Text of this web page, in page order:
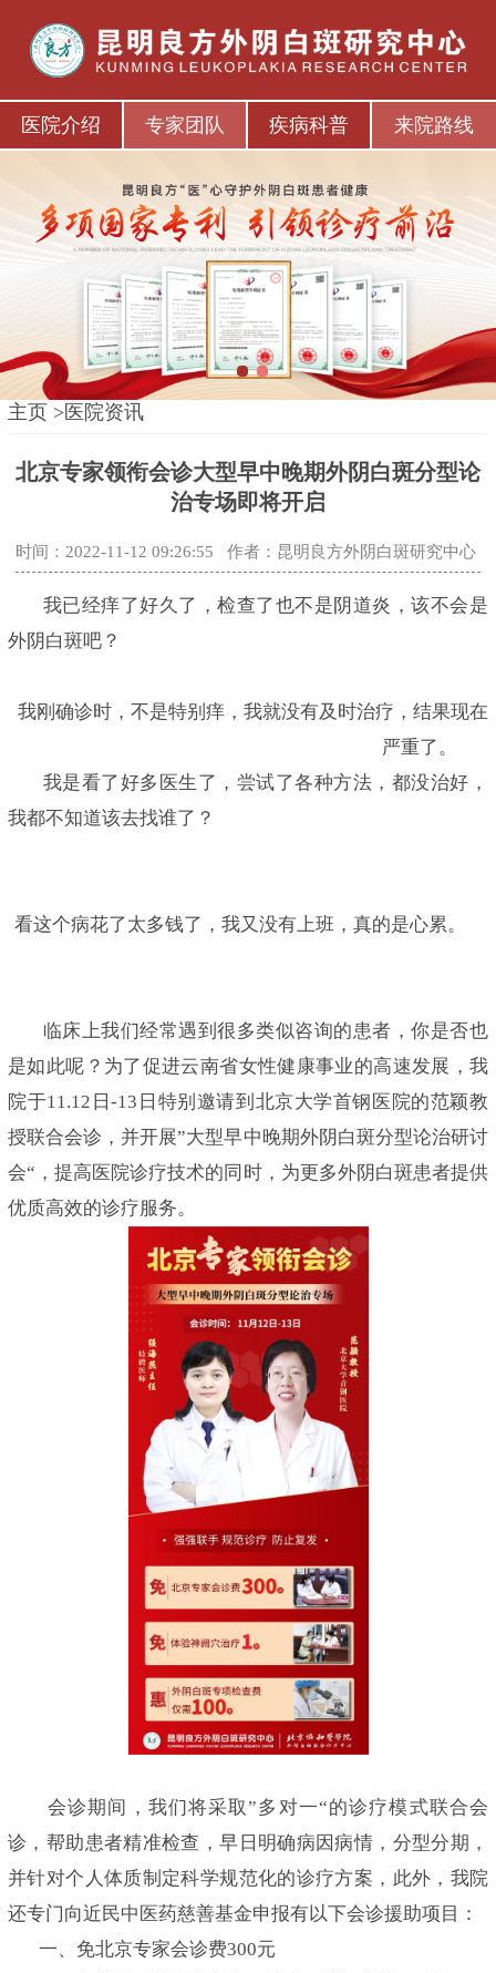
医院介绍 专家团队 疾病科普 来院路线
主页 >医院资讯
北京专家领衔会诊大型早中晚期外阴白斑分型论
治专场即将开启
时间：2022-11-12 09:26:55 作者：昆明良方外阴白斑研究中心
我已经痒了好久了，检查了也不是阴道炎，该不会是
外阴白斑吧？
我刚确诊时，不是特别痒，我就没有及时治疗，结果现在
严重了。
我是看了好多医生了，尝试了各种方法，都没治好，
我都不知道该去找谁了？
看这个病花了太多钱了，我又没有上班，真的是心累。
临床上我们经常遇到很多类似咨询的患者，你是否也
是如此呢？为了促进云南省女性健康事业的高速发展，我
院于11.12日-13日特别邀请到北京大学首钢医院的范颖教
授联合会诊，并开展”大型早中晚期外阴白斑分型论治研讨
会“，提高医院诊疗技术的同时，为更多外阴白斑患者提供
优质高效的诊疗服务。
会诊期间，我们将采取”多对一“的诊疗模式联合会
诊，帮助患者精准检查，早日明确病因病情，分型分期，
并针对个人体质制定科学规范化的诊疗方案，此外，我院
还专门向近民中医药慈善基金申报有以下会诊援助项目：
一、免北京专家会诊费300元